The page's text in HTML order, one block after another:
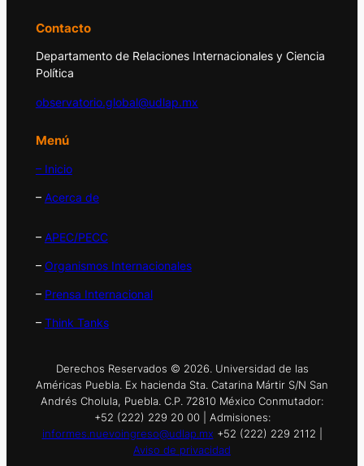
Contacto
Departamento de Relaciones Internacionales y Ciencia
Política
observatorio.global@udlap.mx
Menú
– Inicio
– Acerca de
– APEC/PECC
– Organismos Internacionales
– Prensa Internacional
– Think Tanks
Derechos Reservados © 2026. Universidad de las
Américas Puebla. Ex hacienda Sta. Catarina Mártir S/N San
Andrés Cholula, Puebla. C.P. 72810 México Conmutador:
+52 (222) 229 20 00 | Admisiones:
informes.nuevoingreso@udlap.mx +52 (222) 229 2112 |
Aviso de privacidad